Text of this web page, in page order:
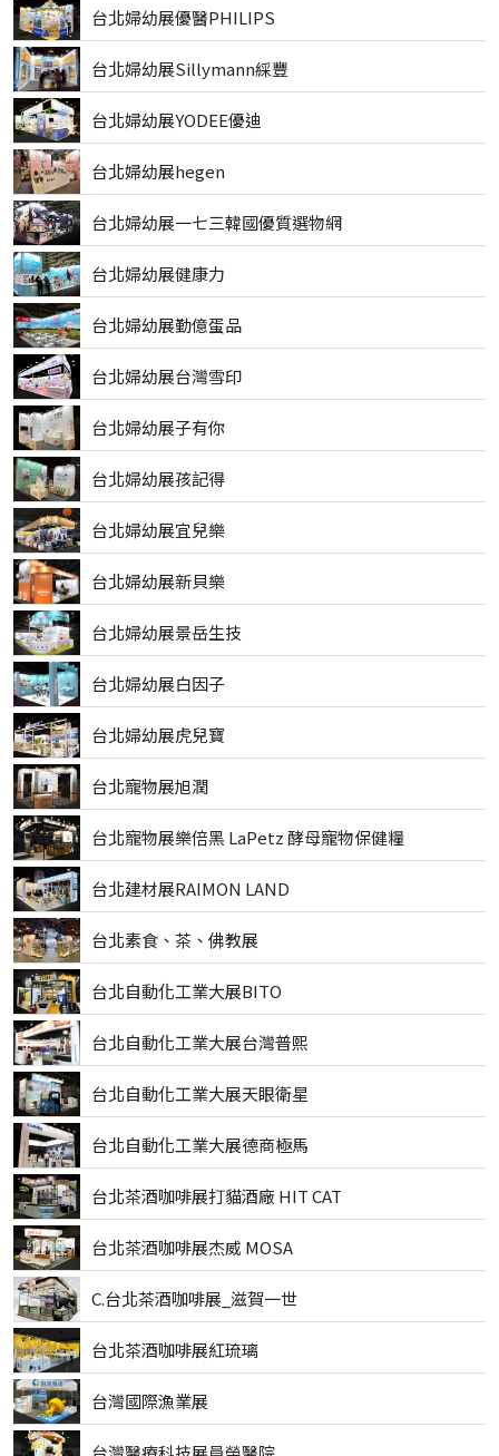
台北婦幼展優醫PHILIPS
台北婦幼展Sillymann綵豐
台北婦幼展YODEE優迪
台北婦幼展hegen
台北婦幼展一七三韓國優質選物網
台北婦幼展健康力
台北婦幼展勤億蛋品
台北婦幼展台灣雪印
台北婦幼展子有你
台北婦幼展孩記得
台北婦幼展宜兒樂
台北婦幼展新貝樂
台北婦幼展景岳生技
台北婦幼展白因子
台北婦幼展虎兒寶
台北寵物展旭潤
台北寵物展樂倍黑 LaPetz 酵母寵物保健糧
台北建材展RAIMON LAND
台北素食、茶、佛教展
台北自動化工業大展BITO
台北自動化工業大展台灣普熙
台北自動化工業大展天眼衛星
台北自動化工業大展德商極馬
台北茶酒咖啡展打貓酒廠 HIT CAT
台北茶酒咖啡展杰威 MOSA
C.台北茶酒咖啡展_滋賀一世
台北茶酒咖啡展紅琉璃
台灣國際漁業展